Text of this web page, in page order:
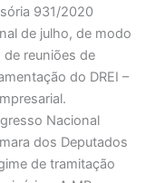
931/2020
de julho, de modo
reuniões de
do DREI –
Nacional
dos Deputados
de tramitação